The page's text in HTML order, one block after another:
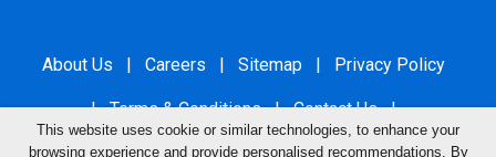
About Us | Careers | Sitemap | Privacy Policy
| Terms & Conditions | Contact Us |
Grievance Redressal
This website uses cookie or similar technologies, to enhance your
browsing experience and provide personalised recommendations. By